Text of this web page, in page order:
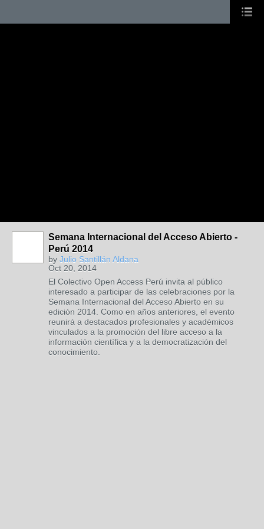
Semana Internacional del Acceso Abierto -
Perú 2014
by Julio Santillán Aldana
Oct 20, 2014
El Colectivo Open Access Perú invita al público
interesado a participar de las celebraciones por la
Semana Internacional del Acceso Abierto en su
edición 2014. Como en años anteriores, el evento
reunirá a destacados profesionales y académicos
vinculados a la promoción del libre acceso a la
información científica y a la democratización del
conocimiento.